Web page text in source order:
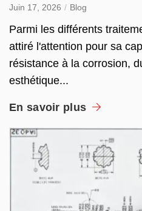
Juin 17, 2026 Blog
Parmi les différents
attiré l'attention pour sa
résistance à la corrosion,
esthétique...
En savoir plus